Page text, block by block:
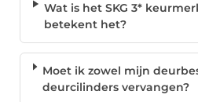
Wat is het SKG 3*
betekent het?
Moet ik zowel mijn
deurcilinders vervangen?